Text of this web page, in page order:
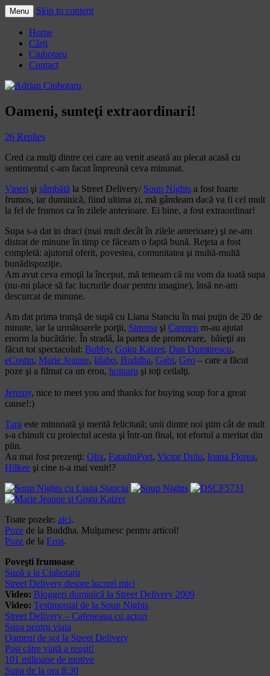
Adrian Ciubotaru
Menu Skip to content
Home
Cărți
Ciubotaru
Contact
Oameni, sunteţi extraordinari!
26 Replies
Cred ca mulţi dintre cei care au venit aseară au plecat acasă cu
sentimentul c-am facut împreună ceva minunat.
Vineri şi sâmbătă la Street Delivery/ Soup Nights a fost foarte
frumos, iar duminică, fiind ultima zi, mă gândeam dacă va fi cel mult
la fel de frumos ca în zilele anterioare. Ei bine, a fost extraordinar!
Supa s-a dat in draci (mai mult decât în zilele anterioare) şi ne-am
distrat de minune în timp ce făceam o faptă bună. Reţeta a fost
completă: ajutorul oferit, povestea, comunitatea şi multă-multă
bunădispoziţie.
Am avut ceva emoţii la început, mă temeam că nu vom da toată supa
(nu-mi place să fac lucrurile doar pentru imagine), însă ne-am
descurcat de minune.
Am dat prima tranşă de supă cu Liana Stanciu în mai puţin de 20 de
minute, iar la următoarele porţii, Simona şi Carmen m-au ajutat
enorm la bucătărie. În stradă, la partea de promovare, băieţii au
făcut tot spectacolul: Bobby, Goku Kaizer, Dan Dumitrescu,
eCostin, Marie Jeanne, Idaho, Buddha, Gabi, Geo – care a făcut
poze şi a filmat ca un erou, hoinaru şi toţi ceilalţi.
Jeremy, nice to meet you and thanks for buying soup for a great
cause!:)
Tara este minunată şi merită felicitată; unii dintre noi ştim cât de mult
s-a chinuit cu proiectul acesta şi într-un final, tot efortul a meritat din
plin.
Au mai fost prezenţi: Olix, FatadinPort, Victor Dulu, Ioana Florea,
Hilkee şi cine n-a mai venit!?
Toate pozele: aici.
Poze de la Buddha. Mulţumesc pentru articol!
Poze de la Eros.
Poveşti frumoase
Supă a la Ciubotaru
Street Delivery despre lucruri mici
Video: Bloggeri duminică la Street Delivery 2009
Video: Testimonial de la Soup Nights
Street Delivery – Cafeneaua cu actori
Supa pentru viata
Oameni de soi la Street Delivery
Paşi către viaţă a reuşit!
101 milioane de motive
Supa de la ora 8:30